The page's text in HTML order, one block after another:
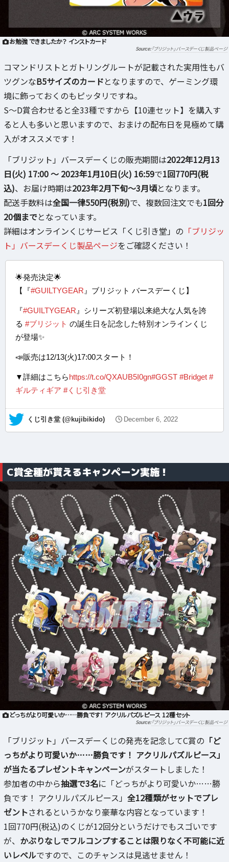
お勉強 できましたか？ インストカード
「ブリジット」バースデーくじ製品ページ
コマンドリストとガトリングルートが記載された実用性もバ
ツグンなB5サイズのカードとなりますので、ゲーミング環
境に飾っておくのもピッタリですね。
S～D賞合わせると全33種ですから【10連セット】を購入す
ると人も多いと思いますので、おまけの配布日を見極めて購
入がオススメです！
「ブリジット」バースデーくじの販売期間は2022年12月13
日(火) 17:00 ～ 2023年1月10日(火) 16:59で1回770円(税
込)、お届け時期は2023年2月下旬～3月頃となります。
配送手数料は全国一律550円(税別)で、複数回注文でも1回分
20個までとなっています。
詳細はオンラインくじサービス「くじ引き堂」の 「ブリジッ
ト」バースデーくじ製品ページをご確認ください！
🌟発売決定🌟
【『#GUILTYGEAR 』ブリジット バースデーくじ】
『#GUILTYGEAR 』シリーズ初登場以来絶大な人気を誇
る #ブリジット の誕生日を記念した特別オンラインくじ
が登場✨
📣販売は12/13(火)17:00スタート！
▼詳細はこちらhttps://t.co/QXAUB5I0gn#GGST #Bridget #
ギルティギア #くじ引き堂
— くじ引き堂 (@kujibikido) December 6, 2022
C賞全種が貰えるキャンペーン実施！
どっちがより可愛いか……勝負です！ アクリルパズルピース 12種セット
「ブリジット」バースデーくじ製品ページ
「ブリジット」バースデーくじの発売を記念してC賞の 「ど
っちがより可愛いか……勝負です！ アクリルパズルピース」
が当たるプレゼントキャンペーンがスタートしました！
参加者の中から抽選で3名に「どっちがより可愛いか……勝
負です！ アクリルパズルピース」 全12種類がセットでプレ
ゼントされるというかなり豪華な内容となっています！
1回770円(税込)のくじが12回分というだけでもスゴいです
が、 かぶりなしでフルコンプすることは限りなく不可能に近
いレベルですので、このチャンスは見逃せません！